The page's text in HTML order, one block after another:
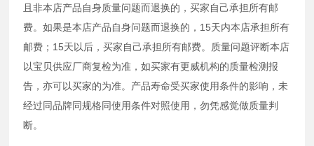
且非本店产品自身质量问题而退换的，买家自己承担所有邮
费。如果是本店产品自身问题而退换的，15天内本店承担所有
邮费；15天以后，买家自己承担所有邮费。质量问题评断本店
以宝贝供应厂商复检为准，如买家有更威机构的质量检测报
告，亦可以买家的为准。产品寿命受买家使用条件的影响，未
经过同品牌同规格同使用条件对照使用，勿凭感觉做质量判
断。